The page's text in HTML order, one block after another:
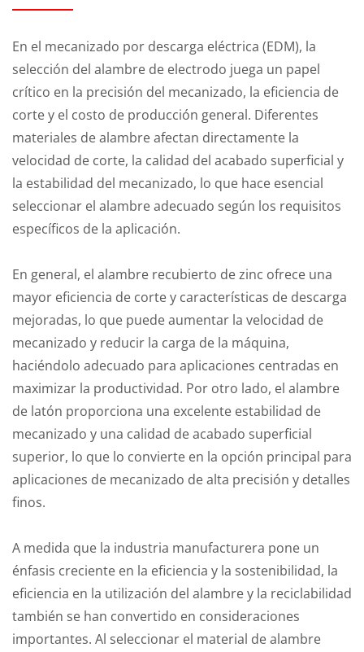
En el mecanizado por descarga eléctrica (EDM), la
selección del alambre de electrodo juega un papel
crítico en la precisión del mecanizado, la eficiencia de
corte y el costo de producción general. Diferentes
materiales de alambre afectan directamente la
velocidad de corte, la calidad del acabado superficial y
la estabilidad del mecanizado, lo que hace esencial
seleccionar el alambre adecuado según los requisitos
específicos de la aplicación.
En general, el alambre recubierto de zinc ofrece una
mayor eficiencia de corte y características de descarga
mejoradas, lo que puede aumentar la velocidad de
mecanizado y reducir la carga de la máquina,
haciéndolo adecuado para aplicaciones centradas en
maximizar la productividad. Por otro lado, el alambre
de latón proporciona una excelente estabilidad de
mecanizado y una calidad de acabado superficial
superior, lo que lo convierte en la opción principal para
aplicaciones de mecanizado de alta precisión y detalles
finos.
A medida que la industria manufacturera pone un
énfasis creciente en la eficiencia y la sostenibilidad, la
eficiencia en la utilización del alambre y la reciclabilidad
también se han convertido en consideraciones
importantes. Al seleccionar el material de alambre